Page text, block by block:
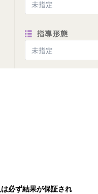
指導形態
必ず結果が保証され